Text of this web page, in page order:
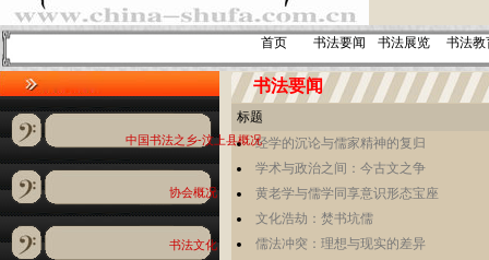
首页 书法要闻 书法展览 书法教
中国书法之乡-汶上县概况
协会概况
书法文化
书法要闻
标题
经学的沉论与儒家精神的复归
学术与政治之间：今古文之争
黄老学与儒学同享意识形态宝座
文化浩劫：焚书坑儒
儒法冲突：理想与现实的差异